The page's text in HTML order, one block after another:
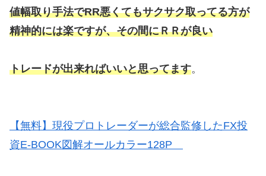
値幅取り手法でRR悪くてもサクサク取ってる方が
精神的には楽ですが、その間にＲＲが良い
トレードが出来ればいいと思ってます。
【無料】現役プロトレーダーが総合監修したFX投
資E-BOOK図解オールカラー128P